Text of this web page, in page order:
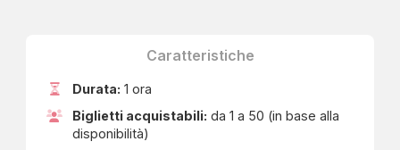
Caratteristiche
Durata: 1 ora
Biglietti acquistabili: da 1 a 50 (in base alla
disponibilità)